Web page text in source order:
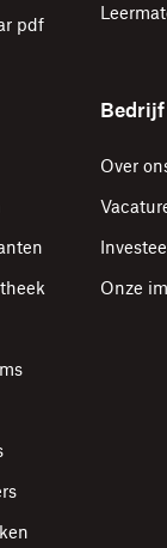
pdf
Bedrijf
Over
Onze